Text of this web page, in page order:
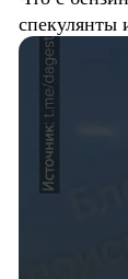
спекулянты